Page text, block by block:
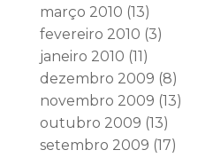
março 2010 (13)
fevereiro 2010 (3)
janeiro 2010 (11)
dezembro 2009 (8)
novembro 2009 (13)
outubro 2009 (13)
setembro 2009 (17)